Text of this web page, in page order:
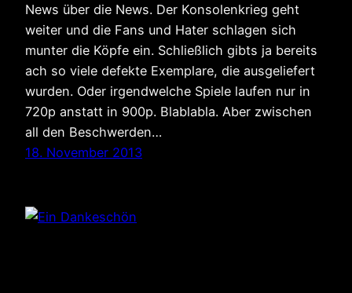
News über die News. Der Konsolenkrieg geht
weiter und die Fans und Hater schlagen sich
munter die Köpfe ein. Schließlich gibts ja bereits
ach so viele defekte Exemplare, die ausgeliefert
wurden. Oder irgendwelche Spiele laufen nur in
720p anstatt in 900p. Blablabla. Aber zwischen
all den Beschwerden…
18. November 2013